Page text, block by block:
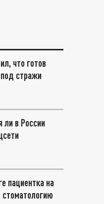
что готов
стражи
ли в России
пациентка на